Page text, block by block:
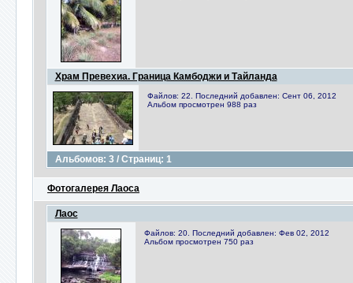
Храм Превехиа. Граница Камбоджи и Тайланда
Файлов: 22. Последний добавлен: Сент 06, 2012
Альбом просмотрен 988 раз
Альбомов: 3 / Страниц: 1
Фотогалерея Лаоса
Лаос
Файлов: 20. Последний добавлен: Фев 02, 2012
Альбом просмотрен 750 раз